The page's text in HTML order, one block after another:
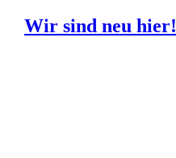
Wir sind neu hier!